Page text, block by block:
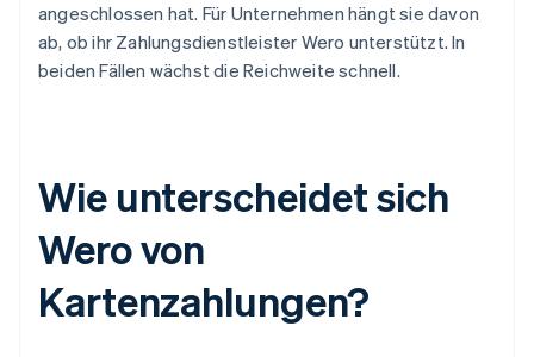
angeschlossen hat. Für Unternehmen hängt sie davon
ab, ob ihr Zahlungsdienstleister Wero unterstützt. In
beiden Fällen wächst die Reichweite schnell.
Wie unterscheidet sich
Wero von
Kartenzahlungen?